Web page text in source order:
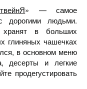
» — самое
дорогими людьми.
хранят в больших
глиняных чашечках
в основном меню
десерты и легкие
продегустировать